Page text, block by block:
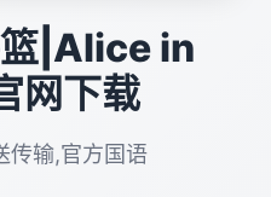
|Alice in
网下载
传输,官方国语